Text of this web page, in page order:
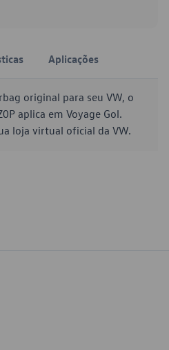
Aplicações
original para seu VW, o
aplica em Voyage Gol.
loja virtual oficial da VW.